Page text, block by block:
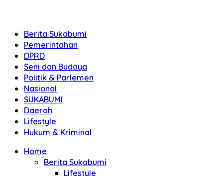
Berita Sukabumi
Pemerintahan
DPRD
Seni dan Budaya
Politik & Parlemen
Nasional
SUKABUMI
Daerah
Lifestyle
Hukum & Kriminal
Home
Berita Sukabumi
Lifestyle